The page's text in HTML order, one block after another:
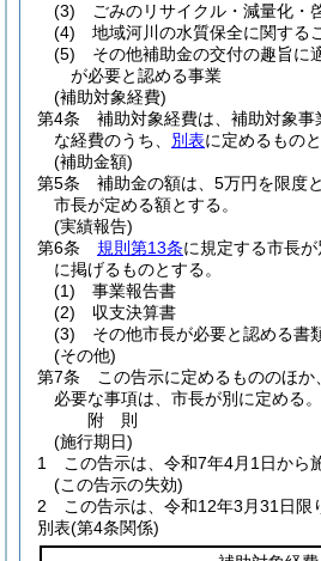
(3)
ごみのリサイクル・減量化・
(4)
地域河川の水質保全に関する
(5)
その他補助金の交付の趣旨に
が必要と認める事業
(補助対象経費)
第4条
補助対象経費は、補助対象
な経費のうち、 別表に定めるものと
(補助金額)
第5条
補助金の額は、5万円を限度
市長が定める額とする。
(実績報告)
第6条
規則第13条に規定する市長
に掲げるものとする。
(1)
事業報告書
(2)
収支決算書
(3)
その他市長が必要と認める書
(その他)
第7条
この告示に定めるもののほ
必要な事項は、市長が別に定める。
附 則
(施行期日)
1
この告示は、令和7年4月1日から
(この告示の失効)
2
この告示は、令和12年3月31日限
別表(第4条関係)